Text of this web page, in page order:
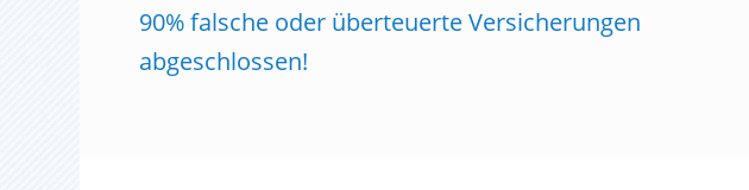
90% falsche oder überteuerte Versicherungen
abgeschlossen!